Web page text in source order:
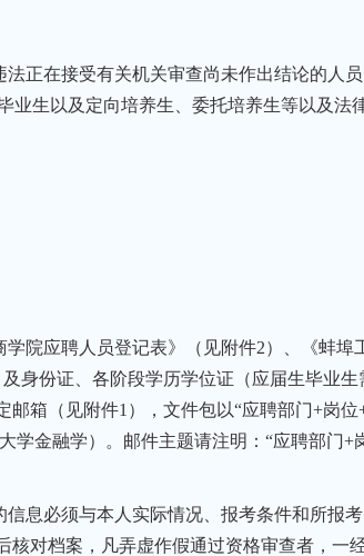
正在接受有关机关审查尚未作出结论的人
业生以及定向培养生、委托培养生等以及法
院应聘人员登记表》（见附件2）、《蚌
身份证、各阶段学历学位证（应届生毕业
箱（见附件1），文件包以“应聘部门+岗
学金融学）。邮件主题请注明：“应聘部门+
息必须与本人实际情况、报考条件和所报
对档案，凡弄虚作假通过资格审查者，一